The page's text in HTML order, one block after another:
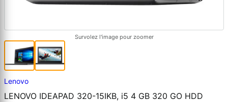
Survolez l'image pour zoomer
Lenovo
LENOVO IDEAPAD 320-15IKB, i5 4 GB 320 GO HDD